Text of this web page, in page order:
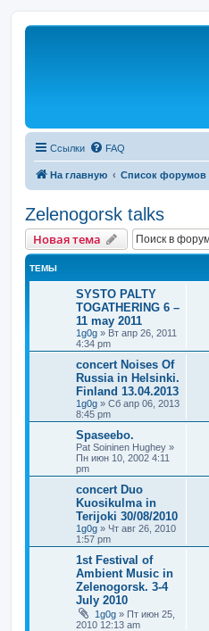
Ссылки FAQ
На главную Список форумов
Zelenogorsk talks
Новая тема
ТЕМЫ
SYSTO PALTY
TOGATHERING 6 –
11 may 2011
1g0g » Вт апр 26, 2011
4:34 pm
concert Noises Of
Russia in Helsinki.
Finland 13.04.2013
1g0g » Сб апр 06, 2013
8:45 pm
Spaseebo.
Pat Soininen Hughey »
Пн июн 10, 2002 4:11
pm
concert Duo
Kuosikulma in
Terijoki 30/08/2010
1g0g » Чт авг 26, 2010
1:57 pm
1st Festival of
Ambient Music in
Zelenogorsk. 3-4
July 2010
1g0g » Пт июн 25,
2010 12:13 am